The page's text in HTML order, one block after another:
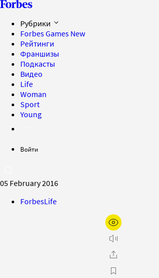
Рубрики
Forbes Games New
Рейтинги
Франшизы
Подкасты
Видео
Life
Woman
Sport
Young
Войти
05 February 2016
ForbesLife